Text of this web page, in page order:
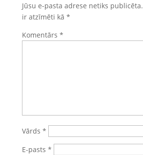
Jūsu e-pasta adrese netiks publicēta.
ir atzīmēti kā *
Komentārs *
Vārds *
E-pasts *